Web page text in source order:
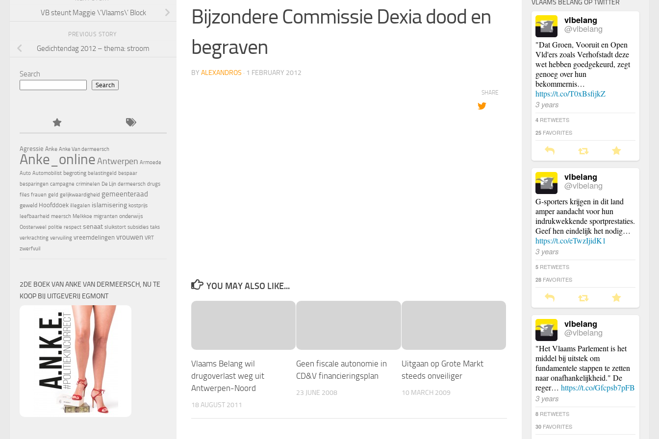
Bijzondere Commissie Dexia dood en
begraven
BY ALEXANDROS · 1 FEBRUARY 2012
SHARE
YOU MAY ALSO LIKE...
Vlaams Belang wil
drugoverlast weg uit
Antwerpen-Noord
18 AUGUST 2011
Geen fiscale autonomie in
CD&V financieringsplan
23 JUNE 2008
Uitgaan op Grote Markt
steeds onveiliger
10 MARCH 2009
VB steunt Maggie \’Vlaams\’ Block
PREVIOUS STORY
Gedichtendag 2012 – thema: stroom
Search
Search
Agressie Anke Anke Van dermeersch
Anke_onlineAntwerpen Armoede
Auto Automobilist begroting belastingeld bespaar
besparingen campagne criminelen De Lijn dermeersch drugs
files frauen geld gelijkwaardigheid gemeenteraad
geweld Hoofddoek illegalen islamisering kostprijs
leefbaarheid meersch Melkkoe migranten onderwijs
Oosterweel politie respect senaat sluikstort subsidies taks
verkrachting vervuiling vreemdelingen vrouwen VRT
zwerfvuil
2DE BOEK VAN ANKE VAN DERMEERSCH, NU TE
KOOP BIJ UITGEVERIJ EGMONT
VLAAMS BELANG OP TWITTER
vlbelang
@vlbelang
"Dat Groen, Vooruit en Open
Vld'ers zoals Verhofstadt deze
wet hebben goedgekeurd, zegt
genoeg over hun
bekommernis…
https://t.co/T0xBsfijkZ
3 years
4 RETWEETS
25 FAVORITES
vlbelang
@vlbelang
G-sporters krijgen in dit land
amper aandacht voor hun
indrukwekkende sportprestaties.
Geef hen eindelijk het nodig…
https://t.co/eTwzIjidK1
3 years
5 RETWEETS
28 FAVORITES
vlbelang
@vlbelang
"Het Vlaams Parlement is het
middel bij uitstek om
fundamentele stappen te zetten
naar onafhankelijkheid." De
reger… https://t.co/Gfcpsb7pFB
3 years
8 RETWEETS
30 FAVORITES